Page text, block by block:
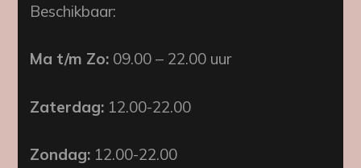
Beschikbaar:
Ma t/m Zo: 09.00 – 22.00 uur
Zaterdag: 12.00-22.00
Zondag: 12.00-22.00